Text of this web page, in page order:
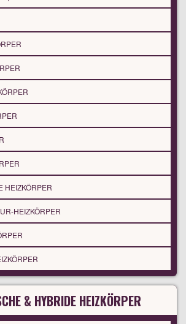
HEIZKÖRPER
HEIZKÖRPER
& HYBRIDE HEIZKÖRPER